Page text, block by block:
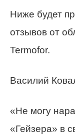
Ниже будет
отзывов от
Termofor.
Василий
«Не могу
«Гейзера» в